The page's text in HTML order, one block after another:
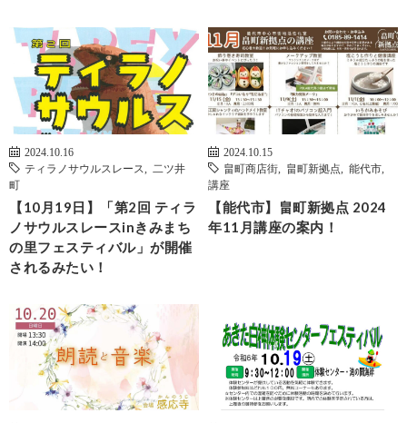
2024.10.16
ティラノサウルスレース
二ツ井
町
【10月19日】「第2回 ティラ
ノサウルスレースinきみまち
の里フェスティバル」が開催
されるみたい！
2024.10.15
畠町商店街
畠町新拠点 能代市
講座
【能代市】畠町新拠点 2024
年11月講座の案内！